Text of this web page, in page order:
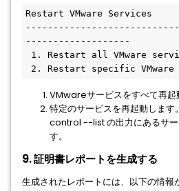
Restart VMware Services
-------------------
1. Restart all VMware
2. Restart specific VMware
VMwareサービスをすべて再起
特定のサービスを再起動しま
control --list の出力にあるサー
す。
9. 証明書レポートを生成する
生成されたレポートには、以下の情報